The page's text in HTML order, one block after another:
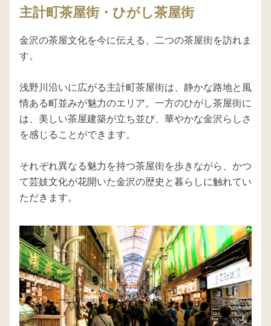
主計町茶屋街・ひがし茶屋街
金沢の茶屋文化を今に伝える、二つの茶屋街を訪れま
す。
浅野川沿いに広がる主計町茶屋街は、静かな路地と風
情ある町並みが魅力のエリア。一方のひがし茶屋街に
は、美しい茶屋建築が立ち並び、華やかな金沢らしさ
を感じることができます。
それぞれ異なる魅力を持つ茶屋街を歩きながら、かつ
て芸妓文化が花開いた金沢の歴史と暮らしに触れてい
ただきます。